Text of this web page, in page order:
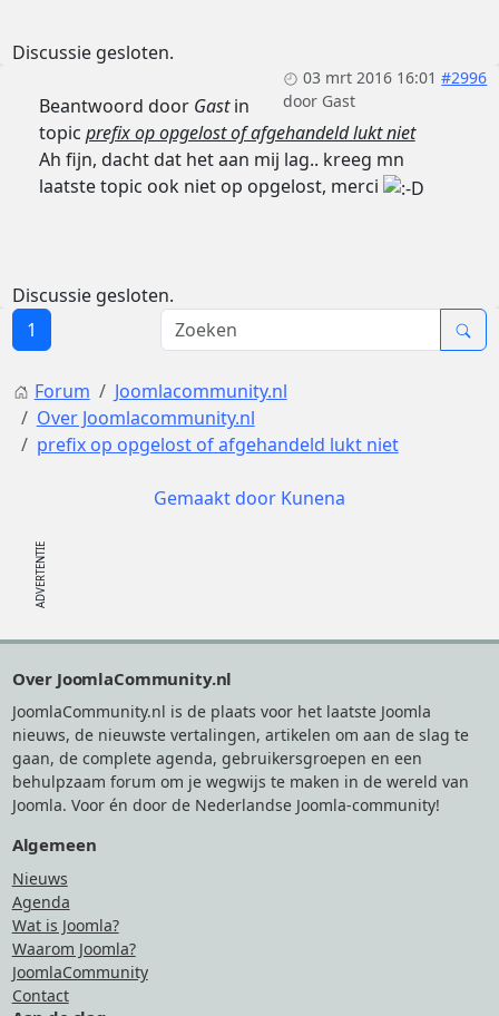
Discussie gesloten.
03 mrt 2016 16:01 #2996
door Gast
Beantwoord door Gastin
topic prefix op opgelost of afgehandeld lukt niet
Ah fijn, dacht dat het aan mij lag.. kreeg mn
laatste topic ook niet op opgelost, merci
Discussie gesloten.
1
Forum
Joomlacommunity.nl
Over Joomlacommunity.nl
prefix op opgelost of afgehandeld lukt niet
Gemaakt door Kunena
Over JoomlaCommunity.nl
JoomlaCommunity.nl is de plaats voor het laatste Joomla
nieuws, de nieuwste vertalingen, artikelen om aan de slag te
gaan, de complete agenda, gebruikersgroepen en een
behulpzaam forum om je wegwijs te maken in de wereld van
Joomla. Voor én door de Nederlandse Joomla-community!
Algemeen
Nieuws
Agenda
Wat is Joomla?
Waarom Joomla?
JoomlaCommunity
Contact